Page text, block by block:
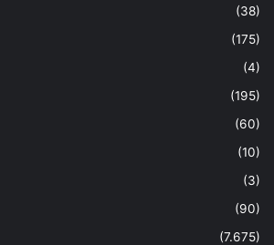
(38)
(175)
(4)
(195)
(60)
(10)
(3)
(90)
(7.675)